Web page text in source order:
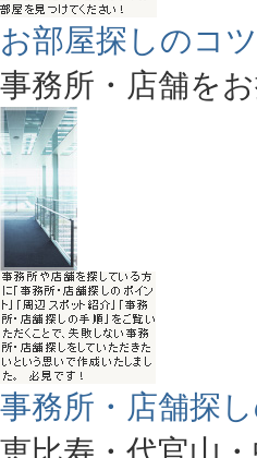
お部屋探しのコツ
事務所・店舗を
事務所・店舗探